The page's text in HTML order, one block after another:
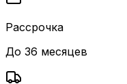
Рассрочка
До 36 месяцев